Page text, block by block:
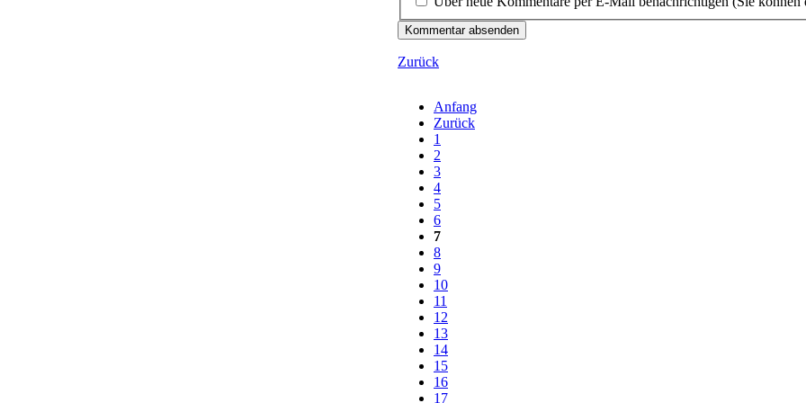
Kommentar absenden
Zurück
Anfang
Zurück
1
2
3
4
5
6
7
8
9
10
11
12
13
14
15
16
17